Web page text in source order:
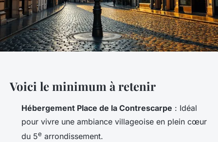
Voici le minimum à retenir
Hébergement Place de la Contrescarpe : Idéal
pour vivre une ambiance villageoise en plein cœur
du 5e arrondissement.